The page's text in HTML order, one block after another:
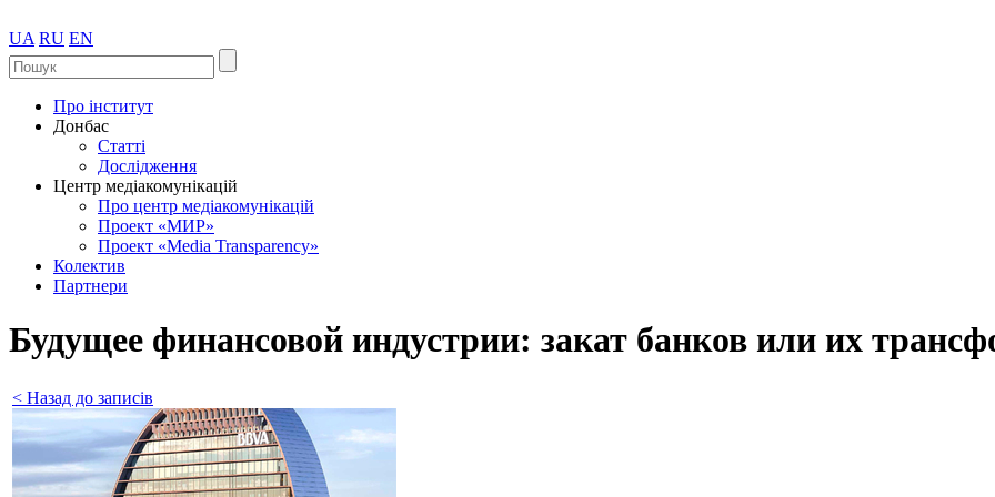
UA RU EN
Про інститут
Донбас
Статті
Дослідження
Центр медіакомунікацій
Про центр медіакомунікацій
Проект «МИР»
Проект «Media Transparency»
Колектив
Партнери
Будущее финансовой индустрии: закат банков или их
< Назад до записів